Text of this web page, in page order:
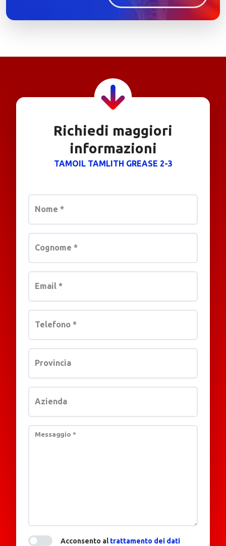
Richiedi maggiori
informazioni
TAMOIL TAMLITH GREASE 2-3
Nome *
Cognome *
Email *
Telefono *
Provincia
Azienda
Messaggio *
Acconsento altrattamento dei dati